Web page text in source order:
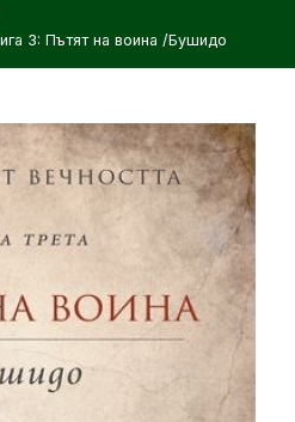
3: Пътят на воина /Бушидо